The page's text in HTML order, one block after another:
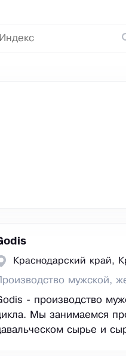
Краснодарский край,
Производство мужской,
- производство
Мы занимаемся
сырье и